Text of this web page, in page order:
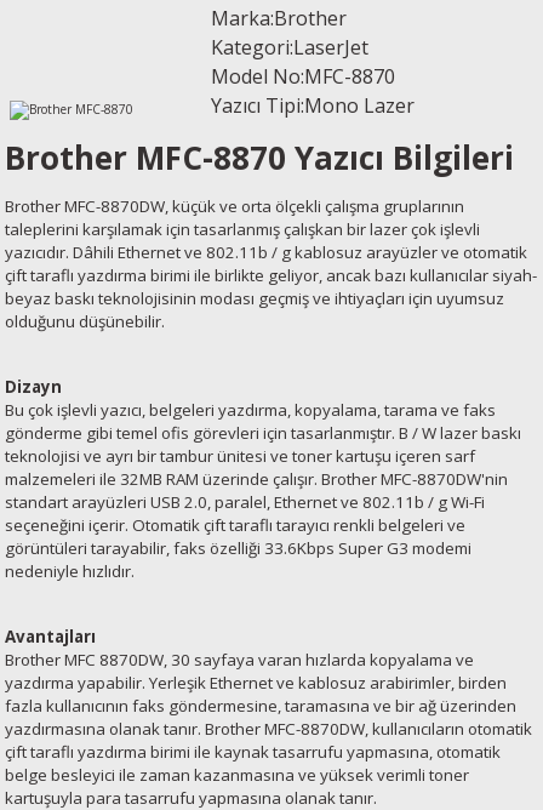
Marka:Brother
Kategori:LaserJet
Model No:MFC-8870
Yazıcı Tipi:Mono Lazer
Brother MFC-8870 Yazıcı Bilgileri
Brother MFC-8870DW, küçük ve orta ölçekli çalışma gruplarının
taleplerini karşılamak için tasarlanmış çalışkan bir lazer çok işlevli
yazıcıdır. Dâhili Ethernet ve 802.11b / g kablosuz arayüzler ve otomatik
çift taraflı yazdırma birimi ile birlikte geliyor, ancak bazı kullanıcılar siyah-
beyaz baskı teknolojisinin modası geçmiş ve ihtiyaçları için uyumsuz
olduğunu düşünebilir.
Dizayn
Bu çok işlevli yazıcı, belgeleri yazdırma, kopyalama, tarama ve faks
gönderme gibi temel ofis görevleri için tasarlanmıştır. B / W lazer baskı
teknolojisi ve ayrı bir tambur ünitesi ve toner kartuşu içeren sarf
malzemeleri ile 32MB RAM üzerinde çalışır. Brother MFC-8870DW'nin
standart arayüzleri USB 2.0, paralel, Ethernet ve 802.11b / g Wi-Fi
seçeneğini içerir. Otomatik çift taraflı tarayıcı renkli belgeleri ve
görüntüleri tarayabilir, faks özelliği 33.6Kbps Super G3 modemi
nedeniyle hızlıdır.
Avantajları
Brother MFC 8870DW, 30 sayfaya varan hızlarda kopyalama ve
yazdırma yapabilir. Yerleşik Ethernet ve kablosuz arabirimler, birden
fazla kullanıcının faks göndermesine, taramasına ve bir ağ üzerinden
yazdırmasına olanak tanır. Brother MFC-8870DW, kullanıcıların otomatik
çift taraflı yazdırma birimi ile kaynak tasarrufu yapmasına, otomatik
belge besleyici ile zaman kazanmasına ve yüksek verimli toner
kartuşuyla para tasarrufu yapmasına olanak tanır.